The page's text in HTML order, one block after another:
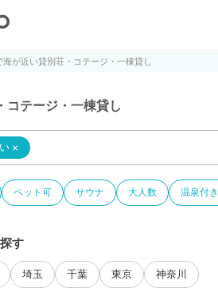
宿泊予約サイトTABILMO(タビルモ)
海が近い貸別荘・コテージ・一棟貸し
コテージ・一棟貸し
×
ペット可 サウナ 大人数 温泉付き
す
埼玉 千葉 東京 神奈川